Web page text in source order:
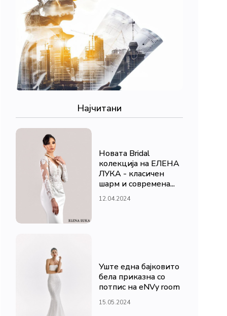
Најчитани
Новата Bridal
колекција на ЕЛЕНА
ЛУКА - класичен
шарм и современа...
12.04.2024
Уште една бајковито
бела приказна со
потпис на eNVy room
15.05.2024